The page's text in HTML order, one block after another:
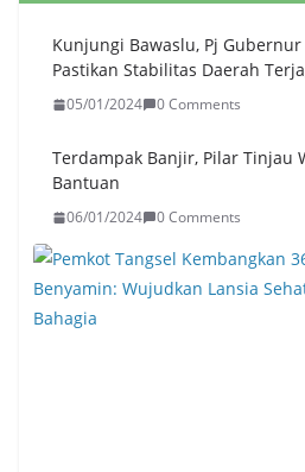
Kunjungi Bawaslu, Pj
Pastikan Stabilitas Daerah
05/01/2024 0 Comments
Terdampak Banjir, Pilar Tinjau
Bantuan
06/01/2024 0 Comments